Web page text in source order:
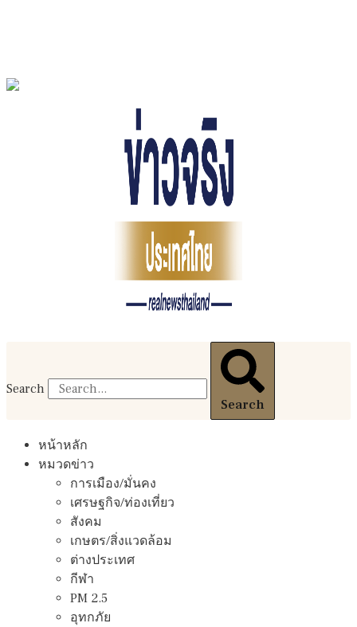
Search
Search
หน้าหลัก
หมวดข่าว
การเมือง/มั่นคง
เศรษฐกิจ/ท่องเที่ยว
สังคม
เกษตร/สิ่งแวดล้อม
ต่างประเทศ
กีฬา
PM 2.5
อุทกภัย